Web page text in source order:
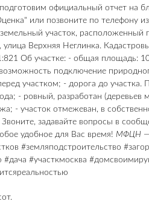
официальный отчет на
или позвоните по телефону
земельный участок, расположенный
улица Верхняя Неглинка.
Об участке: - общая площадь:
подключение
участком; - дорога до участка.
- ровный, разработан (деревьев
- участок отмежеван, в
задавайте вопросы в
удобное для Вас время! МФЦН —
#земляподстроительство
#дача #участкмосква